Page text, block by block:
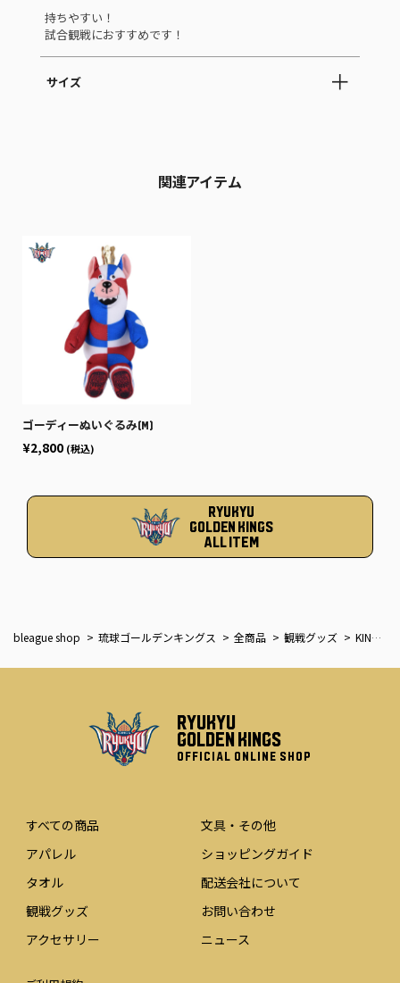
持ちやすい！
試合観戦におすすめです！
サイズ
関連アイテム
ゴーディーぬいぐるみ(M)
¥2,800 (税込)
RYUKYU
GOLDEN KINGS
ALL ITEM
bleague shop 琉球ゴールデンキングス 全商品 観戦グッズ KINGSロゴペンライト
RYUKYU
GOLDEN KINGS
OFFICIAL ONLINE SHOP
すべての商品
アパレル
タオル
観戦グッズ
アクセサリー
文具・その他
ショッピングガイド
配送会社について
お問い合わせ
ニュース